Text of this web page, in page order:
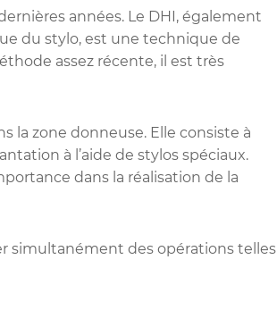
années. Le DHI, également
du stylo, est une technique de
assez récente, il est très
la zone donneuse. Elle consiste à
à l’aide de stylos spéciaux.
dans la réalisation de la
simultanément des opérations telles